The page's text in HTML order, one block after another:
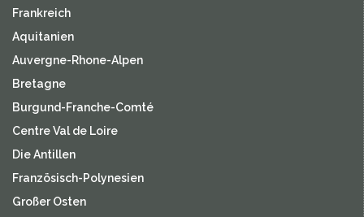
Frankreich
Aquitanien
Auvergne-Rhone-Alpen
Bretagne
Burgund-Franche-Comté
Centre Val de Loire
Die Antillen
Französisch-Polynesien
Großer Osten